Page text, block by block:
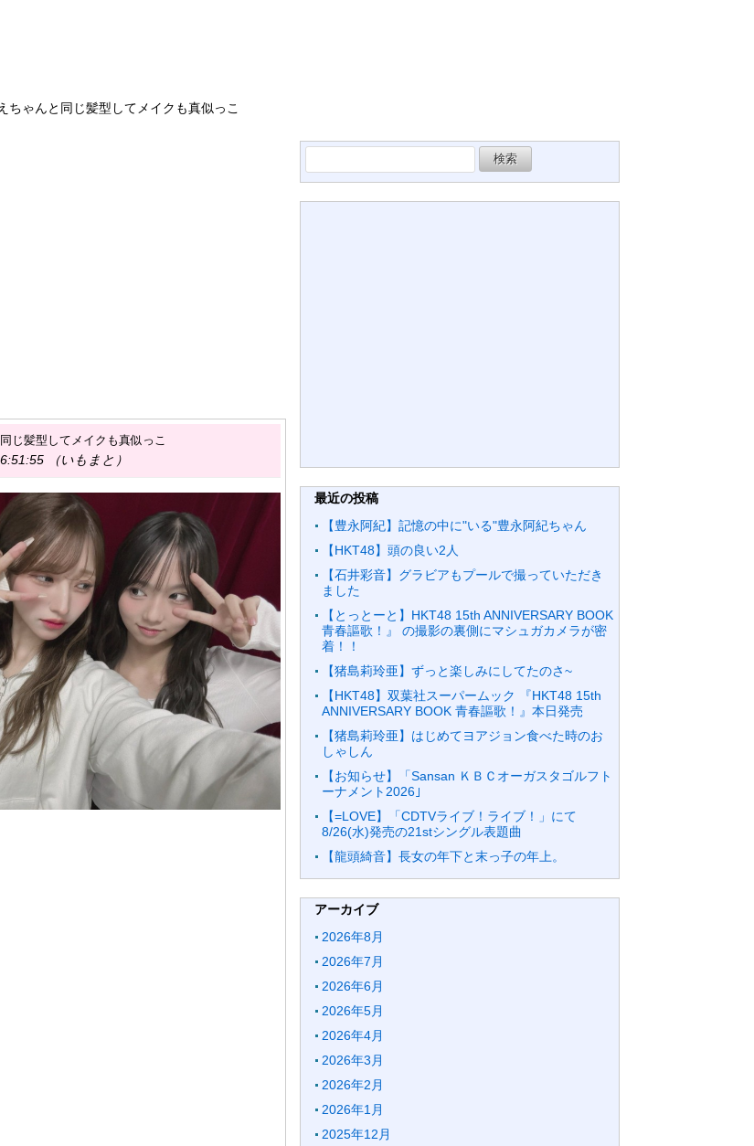
ちゃんと同じ髪型してメイクも真似っこ
じ髪型してメイクも真似っこ
（いもまと）
索:
最近の投稿
【豊永阿紀】記憶の中に"いる"豊永阿紀ちゃん
【HKT48】頭の良い2人
【石井彩音】グラビアもプールで撮っていただき
ました
【とっとーと】HKT48 15th ANNIVERSARY BOOK
青春謳歌！』 の撮影の裏側にマシュガカメラが密
着！！
【猪島莉玲亜】ずっと楽しみにしてたのさ~
【HKT48】双葉社スーパームック 『HKT48 15th
ANNIVERSARY BOOK 青春謳歌！』本日発売
【猪島莉玲亜】はじめてヨアジョン食べた時のお
しゃしん
【お知らせ】「Sansan ＫＢＣオーガスタゴルフト
ーナメント2026｣
【=LOVE】「CDTVライブ！ライブ！」にて
8/26(水)発売の21stシングル表題曲
【龍頭綺音】長女の年下と末っ子の年上。
アーカイブ
2026年8月
2026年7月
2026年6月
2026年5月
2026年4月
2026年3月
2026年2月
2026年1月
2025年12月